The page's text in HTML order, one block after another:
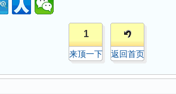
1
来顶一下 返回首页